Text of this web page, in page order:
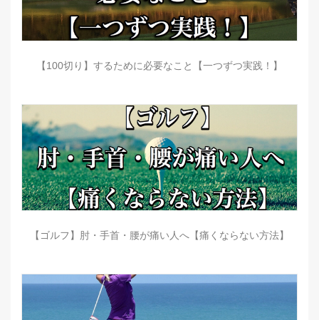
【100切り】するために必要なこと【一つずつ実践！】
【ゴルフ】肘・手首・腰が痛い人へ【痛くならない方法】